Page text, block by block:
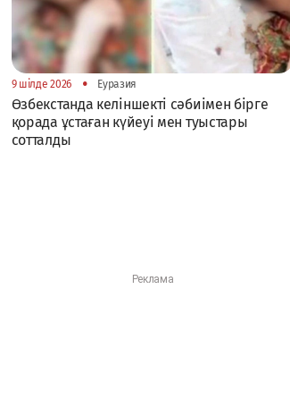
9 шілде 2026 • Еуразия
Өзбекстанда келіншекті сәбиімен бірге
қорада ұстаған күйеуі мен туыстары
сотталды